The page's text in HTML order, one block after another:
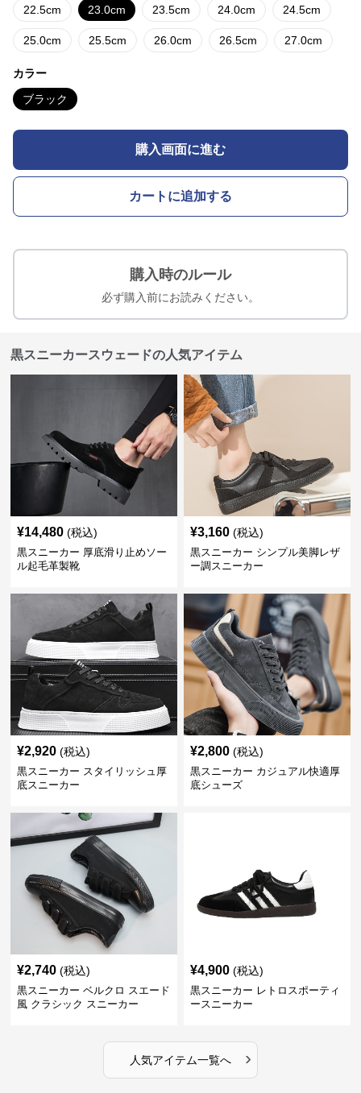
22.5cm 23.0cm 23.5cm 24.0cm 24.5cm
25.0cm 25.5cm 26.0cm 26.5cm 27.0cm
カラー
ブラック
購入画面に進む
カートに追加する
購入時のルール
必ず購入前にお読みください。
黒スニーカースウェードの人気アイテム
¥14,480 (税込)
黒スニーカー 厚底滑り止めソー
ル起毛革製靴
¥3,160 (税込)
黒スニーカー シンプル美脚レザ
ー調スニーカー
¥2,920 (税込)
黒スニーカー スタイリッシュ厚
底スニーカー
¥2,800 (税込)
黒スニーカー カジュアル快適厚
底シューズ
¥2,740 (税込)
黒スニーカー ベルクロ スエード
風 クラシック スニーカー
¥4,900 (税込)
黒スニーカー レトロスポーティ
ースニーカー
人気アイテム一覧へ ›